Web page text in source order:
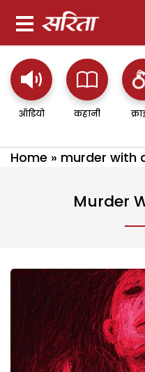
ऑडियो कहानी
Home » murder with
Murder